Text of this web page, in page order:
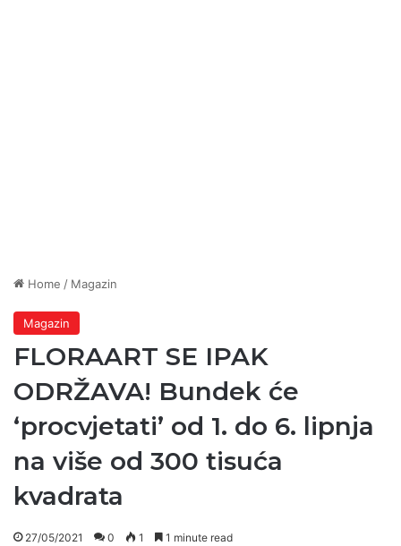
Home / Magazin
Magazin
FLORAART SE IPAK
ODRŽAVA! Bundek će
‘procvjetati’ od 1. do 6. lipnja
na više od 300 tisuća
kvadrata
27/05/2021 0 1 1 minute read